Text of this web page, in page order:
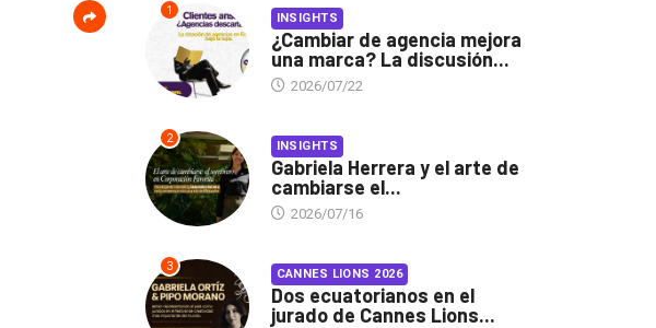
1 INSIGHTS
¿Cambiar de agencia mejora
una marca? La discusión...
2026/07/22
2 INSIGHTS
Gabriela Herrera y el arte de
cambiarse el...
2026/07/16
3 CANNES LIONS 2026
Dos ecuatorianos en el
jurado de Cannes Lions...